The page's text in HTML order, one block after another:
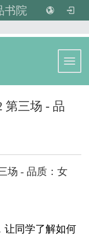
书院
第三场 - 品
场 - 品质：女
让同学了解如何